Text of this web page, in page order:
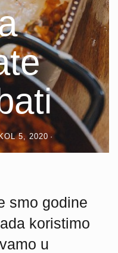
5, 2020
smo godine
koristimo
u